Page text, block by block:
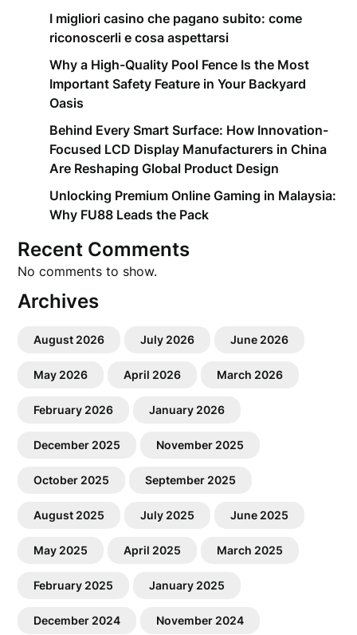
I migliori casino che pagano subito: come
riconoscerli e cosa aspettarsi
Why a High-Quality Pool Fence Is the Most
Important Safety Feature in Your Backyard
Oasis
Behind Every Smart Surface: How Innovation-
Focused LCD Display Manufacturers in China
Are Reshaping Global Product Design
Unlocking Premium Online Gaming in Malaysia:
Why FU88 Leads the Pack
Recent Comments
No comments to show.
Archives
August 2026 July 2026 June 2026
May 2026 April 2026 March 2026
February 2026 January 2026
December 2025 November 2025
October 2025 September 2025
August 2025 July 2025 June 2025
May 2025 April 2025 March 2025
February 2025 January 2025
December 2024 November 2024